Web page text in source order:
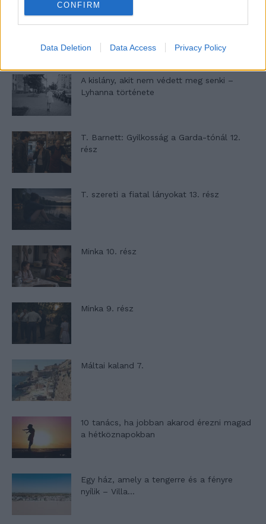
CONFIRM
Data Deletion Data Access Privacy Policy
Altatógázos rablások Olaszországban
A kislány, akit nem védett meg senki –
Lyhanna története
T. Barnett: Gyilkosság a Garda-tónál 12.
rész
T. szereti a fiatal lányokat 13. rész
Minka 10. rész
Minka 9. rész
Máltai kaland 7.
10 tanács, ha jobban akarod érezni magad
a hétköznapokban
Egy ház, amely a tengerre és a fényre
nyílik – Villa...